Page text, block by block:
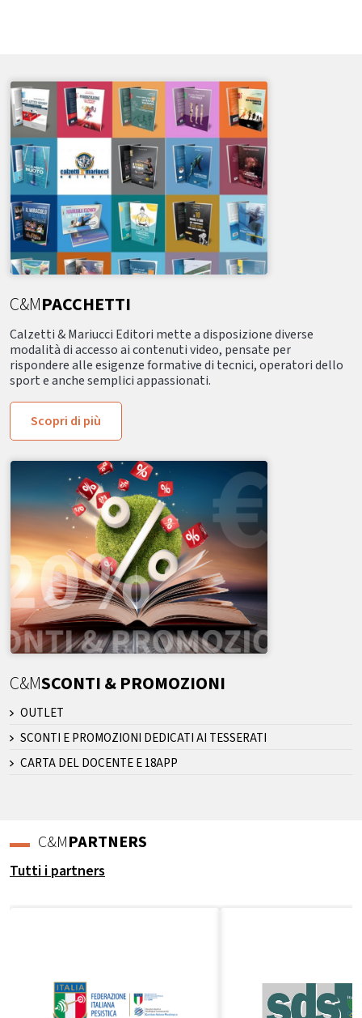
C&MPACCHETTI
Calzetti & Mariucci Editori mette a disposizione diverse
modalità di accesso ai contenuti video, pensate per
rispondere alle esigenze formative di tecnici, operatori dello
sport e anche semplici appassionati.
Scopri di più
C&MSCONTI & PROMOZIONI
OUTLET
SCONTI E PROMOZIONI DEDICATI AI TESSERATI
CARTA DEL DOCENTE E 18APP
C&MPARTNERS
Tutti i partners